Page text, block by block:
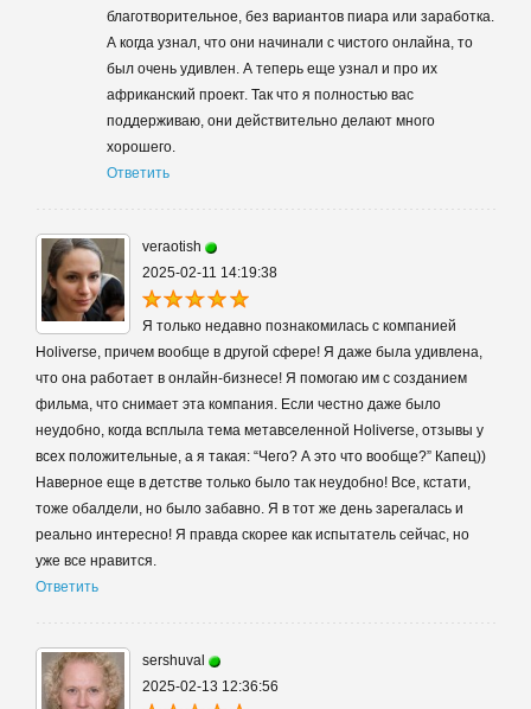
благотворительное, без вариантов пиара или заработка.
А когда узнал, что они начинали с чистого онлайна, то
был очень удивлен. А теперь еще узнал и про их
африканский проект. Так что я полностью вас
поддерживаю, они действительно делают много
хорошего.
Ответить
veraotish
2025-02-11 14:19:38
Я только недавно познакомилась с компанией
Holiverse, причем вообще в другой сфере! Я даже была удивлена,
что она работает в онлайн-бизнесе! Я помогаю им с созданием
фильма, что снимает эта компания. Если честно даже было
неудобно, когда всплыла тема метавселенной Holiverse, отзывы у
всех положительные, а я такая: “Чего? А это что вообще?” Капец))
Наверное еще в детстве только было так неудобно! Все, кстати,
тоже обалдели, но было забавно. Я в тот же день зарегалась и
реально интересно! Я правда скорее как испытатель сейчас, но
уже все нравится.
Ответить
sershuval
2025-02-13 12:36:56